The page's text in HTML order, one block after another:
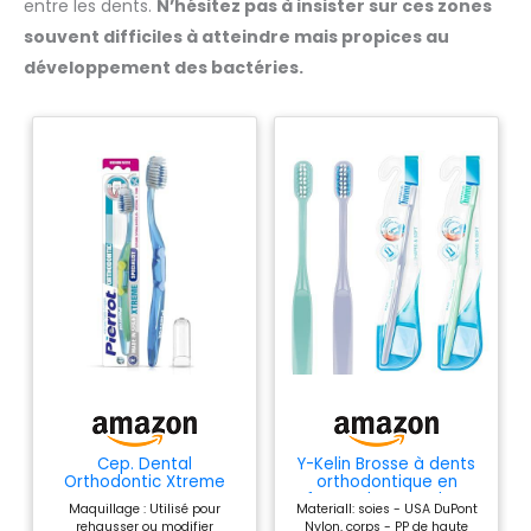
aider à combler l'écart entre
vos dents ou à corriger l'écart
entre les dents de devant
supérieures et inférieures
lorsque mordant.
aider à combler l'écart entre
vos dents ou à corriger l'écart
entre les dents de devant
entre les dents. N’hésitez pas à insister sur ces zones
souvent difficiles à atteindre mais propices au
développement des bactéries.
Cep. Dental
Orthodontic Xtreme
Maquillage : Utilisé pour
rehausser ou modifier
Y-Kelin Brosse à dents
orthodontique en
forme de U Lot de 4
couleurs (lot de 4)
Materiall: soies - USA DuPont
Nylon, corps - PP de haute